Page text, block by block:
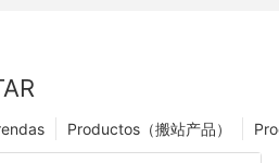
Productos（搬站产品）